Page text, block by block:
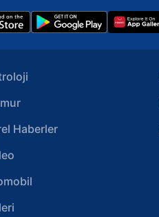
Haberler